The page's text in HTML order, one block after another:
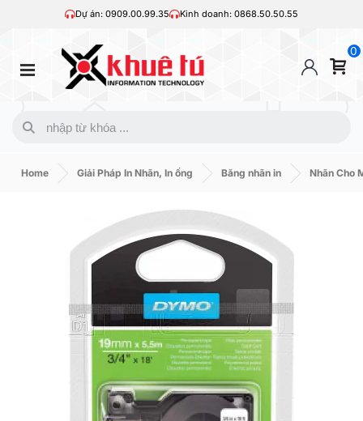
Dự án: 0909.00.99.35 Kinh doanh: 0868.50.50.55
0
Home Giải Pháp In Nhãn, In ống Băng nhãn in Nhãn Cho